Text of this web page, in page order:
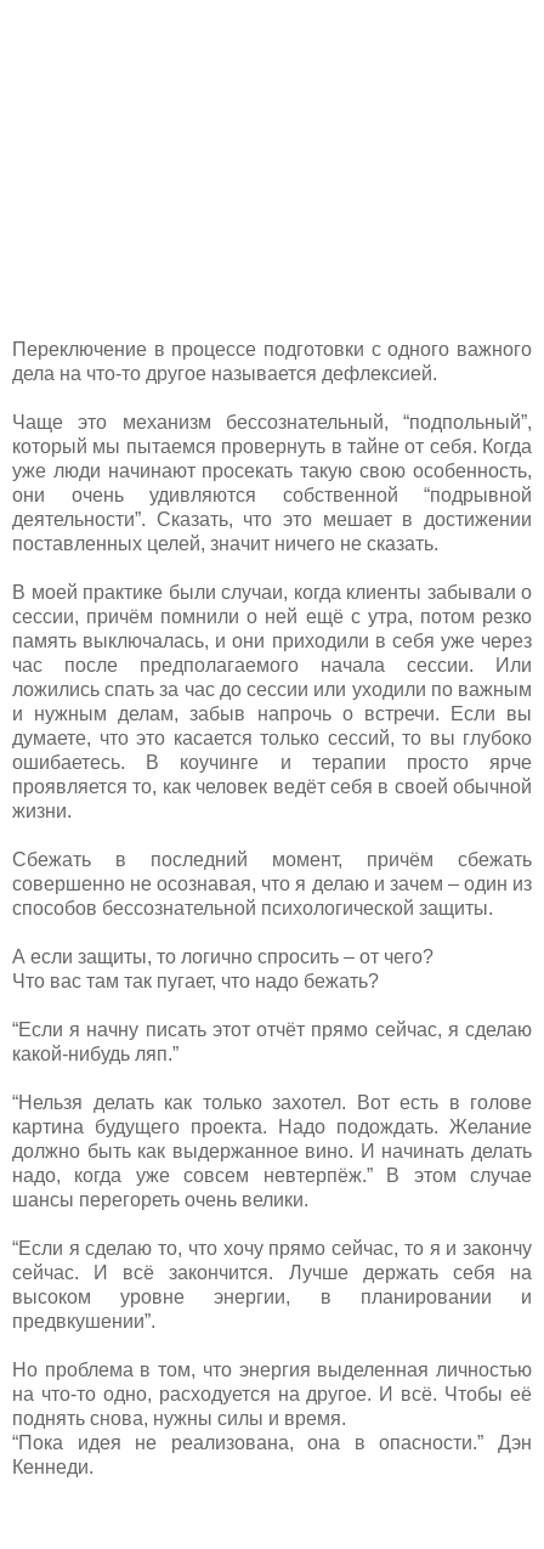
Переключение в процессе подготовки с одного важного
дела на что-то другое называется дефлексией.
Чаще это механизм бессознательный, “подпольный”,
который мы пытаемся провернуть в тайне от себя. Когда
уже люди начинают просекать такую свою особенность,
они очень удивляются собственной “подрывной
деятельности”. Сказать, что это мешает в достижении
поставленных целей, значит ничего не сказать.
В моей практике были случаи, когда клиенты забывали о
сессии, причём помнили о ней ещё с утра, потом резко
память выключалась, и они приходили в себя уже через
час после предполагаемого начала сессии. Или
ложились спать за час до сессии или уходили по важным
и нужным делам, забыв напрочь о встречи. Если вы
думаете, что это касается только сессий, то вы глубоко
ошибаетесь. В коучинге и терапии просто ярче
проявляется то, как человек ведёт себя в своей обычной
жизни.
Сбежать в последний момент, причём сбежать
совершенно не осознавая, что я делаю и зачем – один из
способов бессознательной психологической защиты.
А если защиты, то логично спросить – от чего?
Что вас там так пугает, что надо бежать?
“Если я начну писать этот отчёт прямо сейчас, я сделаю
какой-нибудь ляп.”
“Нельзя делать как только захотел. Вот есть в голове
картина будущего проекта. Надо подождать. Желание
должно быть как выдержанное вино. И начинать делать
надо, когда уже совсем невтерпёж.” В этом случае
шансы перегореть очень велики.
“Если я сделаю то, что хочу прямо сейчас, то я и закончу
сейчас. И всё закончится. Лучше держать себя на
высоком уровне энергии, в планировании и
предвкушении”.
Но проблема в том, что энергия выделенная личностью
на что-то одно, расходуется на другое. И всё. Чтобы её
поднять снова, нужны силы и время.
“Пока идея не реализована, она в опасности.” Дэн
Кеннеди.